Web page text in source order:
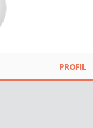
PROFIL